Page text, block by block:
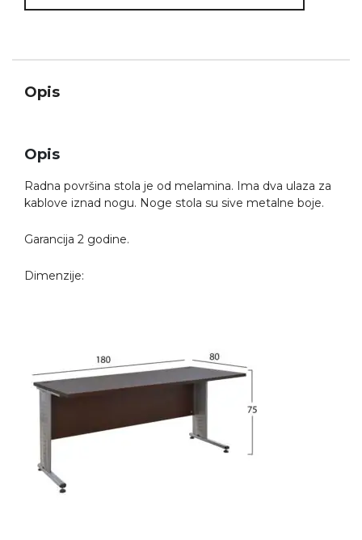
Opis
Opis
Radna površina stola je od melamina. Ima dva ulaza za
kablove iznad nogu. Noge stola su sive metalne boje.
Garancija 2 godine.
Dimenzije: